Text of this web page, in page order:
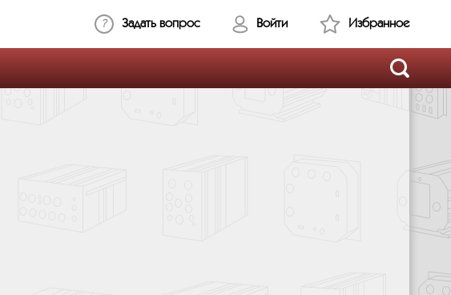
Задать вопрос Войти Избранное